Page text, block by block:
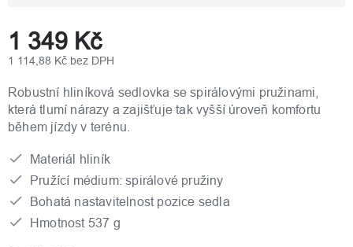
1 349 Kč
1 114,88 Kč bez DPH
cena:
Robustní hliníková sedlovka se spirálovými pružinami,
která tlumí nárazy a zajišťuje tak vyšší úroveň komfortu
během jízdy v terénu.
Materiál hliník
Pružící médium: spirálové pružiny
Bohatá nastavitelnost pozice sedla
Hmotnost 537 g